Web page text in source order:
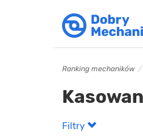
Ranking mechaników
Filtry